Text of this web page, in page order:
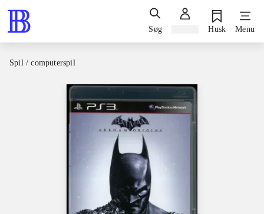
Søg Husk Menu
Spil / computerspil